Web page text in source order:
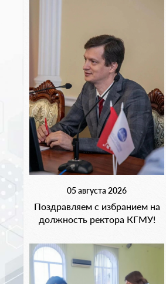
05 августа 2026
Поздравляем с избранием на
должность ректора КГМУ!